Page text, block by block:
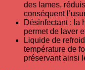
des lames,
conséquent
Désinfectant : la
permet de laver
Liquide de
température de
préservant ainsi